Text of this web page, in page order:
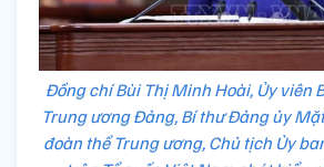
Đồng chí Bùi Thị Minh Hoài, Ủy viên
Trung ương Đảng, Bí thư Đảng ủy
đoàn thể Trung ương, Chủ tịch Ủy